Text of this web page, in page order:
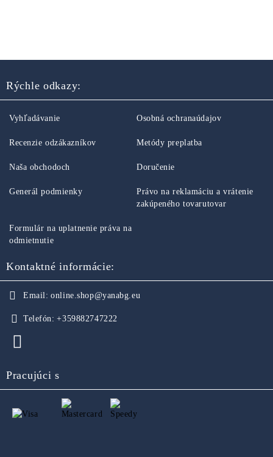
Rýchle odkazy:
Vyhľadávanie
Recenzie odzákazníkov
Naša obchodoch
Generál podmienky
Osobná ochranaúdajov
Metódy preplatba
Doručenie
Právo na reklamáciu a vrátenie
zakúpeného tovarutovar
Formulár na uplatnenie práva na
odmietnutie
Kontaktné informácie:
Email: online.shop@yanabg.eu
Telefón: +359882747222
Pracujúci s